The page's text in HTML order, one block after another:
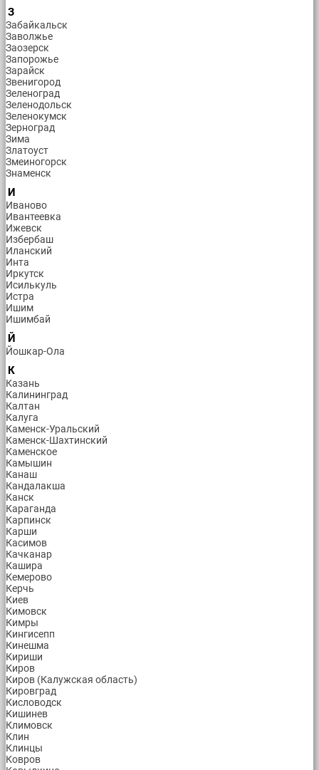
З
Забайкальск
Заволжье
Заозерск
Запорожье
Зарайск
Звенигород
Зеленоград
Зеленодольск
Зеленокумск
Зерноград
Зима
Златоуст
Змеиногорск
Знаменск
И
Иваново
Ивантеевка
Ижевск
Избербаш
Иланский
Инта
Иркутск
Исилькуль
Истра
Ишим
Ишимбай
Й
Йошкар-Ола
К
Казань
Калининград
Калтан
Калуга
Каменск-Уральский
Каменск-Шахтинский
Каменское
Камышин
Канаш
Кандалакша
Канск
Караганда
Карпинск
Карши
Касимов
Качканар
Кашира
Кемерово
Керчь
Киев
Кимовск
Кимры
Кингисепп
Кинешма
Кириши
Киров
Киров (Калужская область)
Кировград
Кисловодск
Кишинев
Климовск
Клин
Клинцы
Ковров